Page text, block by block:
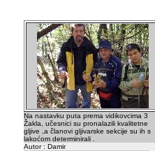
Na nastavku puta prema vidikovcima 3
Žakla, učesnici su pronalazili kvalitetne
gljive ,a članovi gljivarske sekcije su ih s
lakoćom determinirali .
Autor : Damir